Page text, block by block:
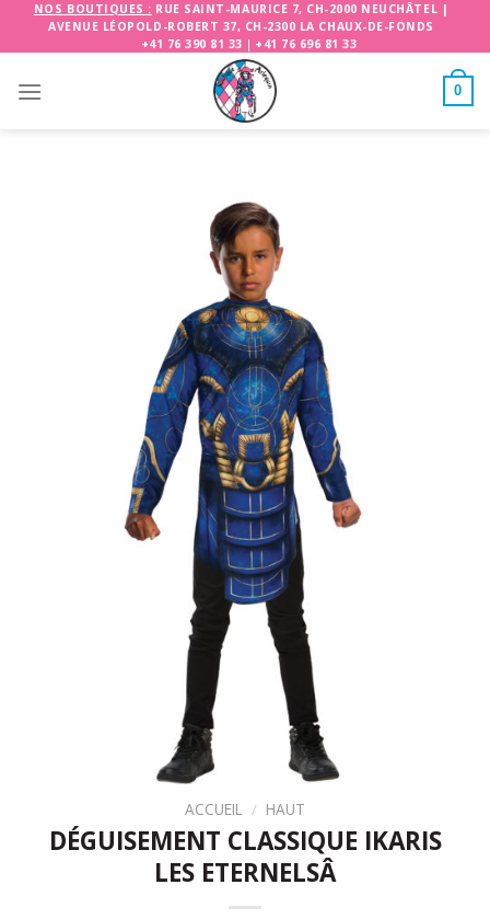
NOS BOUTIQUES : RUE SAINT-MAURICE 7, CH-2000 NEUCHÂTEL |
AVENUE LÉOPOLD-ROBERT 37, CH-2300 LA CHAUX-DE-FONDS
+41 76 390 81 33 | +41 76 696 81 33
0
ACCUEIL / HAUT
DÉGUISEMENT CLASSIQUE IKARIS
LES ETERNELSÂ